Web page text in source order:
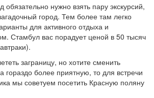
нужно взять пару экскурсий,
город. Тем более там легко
для активного отдыха и
Стамбул вас порадует ценой в 50 тысяч
заграницу, но хотите сменить
гораздо более приятную, то для встречи
мы советуем посетить Красную поляну